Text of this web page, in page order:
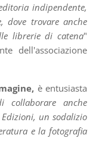
indipendente,
dove trovare anche
librerie di catena"
dell'associazione
è entusiasta
collaborare anche
Edizioni, un sodalizio
e la fotografia